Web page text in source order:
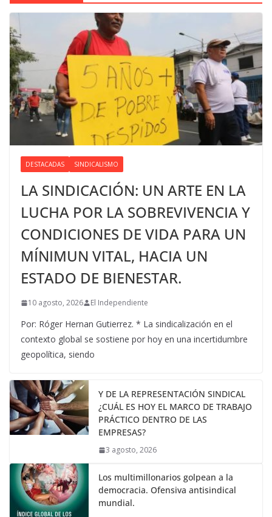
DESTACADAS SINDICALISMO
LA SINDICACIÓN: UN ARTE EN LA
LUCHA POR LA SOBREVIVENCIA Y
CONDICIONES DE VIDA PARA UN
MÍNIMUN VITAL, HACIA UN
ESTADO DE BIENESTAR.
10 agosto, 2026 El Independiente
Por: Róger Hernan Gutierrez. * La sindicalización en el
contexto global se sostiene por hoy en una incertidumbre
geopolítica, siendo
Y DE LA REPRESENTACIÓN SINDICAL
¿CUÁL ES HOY EL MARCO DE TRABAJO
PRÁCTICO DENTRO DE LAS
EMPRESAS?
3 agosto, 2026
Los multimillonarios golpean a la
democracia. Ofensiva antisindical
mundial.